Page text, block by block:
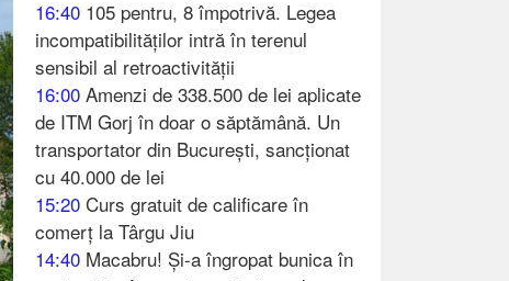
16:40 105 pentru, 8 împotrivă. Legea
incompatibilităților intră în terenul
sensibil al retroactivității
16:00 Amenzi de 338.500 de lei aplicate
de ITM Gorj în doar o săptămână. Un
transportator din București, sancționat
cu 40.000 de lei
15:20 Curs gratuit de calificare în
comerț la Târgu Jiu
14:40 Macabru! Și-a îngropat bunica în